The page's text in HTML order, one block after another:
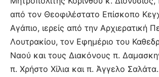
από τον Θεοφιλέστατο Επίσκοπο
Αγάπιο, ιερείς από την Αρχιερατική
Λουτρακίου, τον Εφημέριο του
Ναού και τους Διακόνους π.
π. Χρήστο Χίλια και π. Άγγελο Σαλάτα.